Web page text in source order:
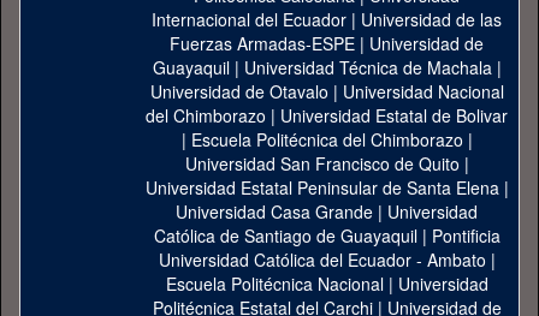
Internacional del Ecuador | Universidad de las
Fuerzas Armadas-ESPE | Universidad de
Guayaquil| Universidad Técnica de Machala|
Universidad de Otavalo | Universidad Nacional
del Chimborazo | Universidad Estatal de Bolivar
| Escuela Politécnica del Chimborazo |
Universidad San Francisco de Quito |
Universidad Estatal Peninsular de Santa Elena|
Universidad Casa Grande | Universidad
Católica de Santiago de Guayaquil| Pontificia
Universidad Católica del Ecuador - Ambato |
Escuela Politécnica Nacional| Universidad
Politécnica Estatal del Carchi| Universidad de